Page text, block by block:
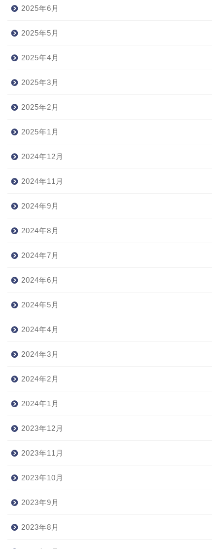
2025年6月
2025年5月
2025年4月
2025年3月
2025年2月
2025年1月
2024年12月
2024年11月
2024年9月
2024年8月
2024年7月
2024年6月
2024年5月
2024年4月
2024年3月
2024年2月
2024年1月
2023年12月
2023年11月
2023年10月
2023年9月
2023年8月